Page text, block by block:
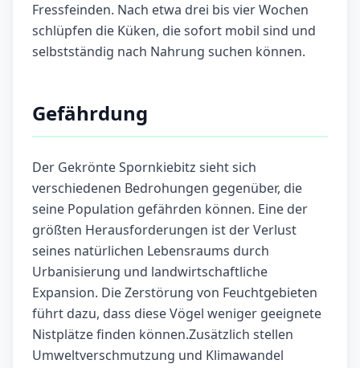
Fressfeinden. Nach etwa drei bis vier Wochen
schlüpfen die Küken, die sofort mobil sind und
selbstständig nach Nahrung suchen können.
Gefährdung
Der Gekrönte Spornkiebitz sieht sich
verschiedenen Bedrohungen gegenüber, die
seine Population gefährden können. Eine der
größten Herausforderungen ist der Verlust
seines natürlichen Lebensraums durch
Urbanisierung und landwirtschaftliche
Expansion. Die Zerstörung von Feuchtgebieten
führt dazu, dass diese Vögel weniger geeignete
Nistplätze finden können.Zusätzlich stellen
Umweltverschmutzung und Klimawandel